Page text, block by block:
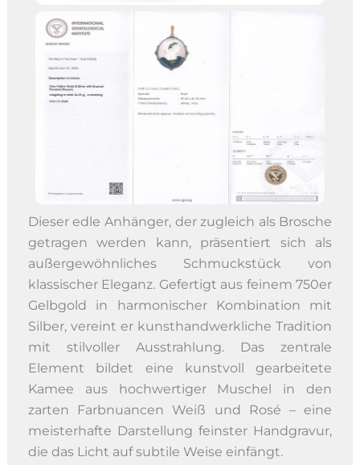
Dieser edle Anhänger, der zugleich als Brosche
getragen werden kann, präsentiert sich als
außergewöhnliches Schmuckstück von
klassischer Eleganz. Gefertigt aus feinem 750er
Gelbgold in harmonischer Kombination mit
Silber, vereint er kunsthandwerkliche Tradition
mit stilvoller Ausstrahlung. Das zentrale
Element bildet eine kunstvoll gearbeitete
Kamee aus hochwertiger Muschel in den
zarten Farbnuancen Weiß und Rosé – eine
meisterhafte Darstellung feinster Handgravur,
die das Licht auf subtile Weise einfängt.